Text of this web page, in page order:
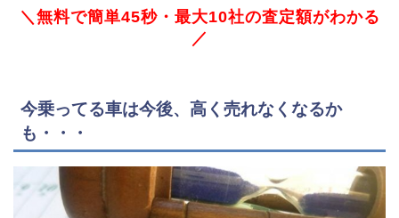
＼無料で簡単45秒・最大10社の査定額がわかる
／
今乗ってる車は今後、高く売れなくなるか
も・・・